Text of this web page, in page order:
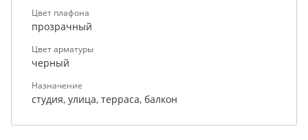
Цвет плафона
прозрачный
Цвет арматуры
черный
Назначение
студия, улица, терраса, балкон